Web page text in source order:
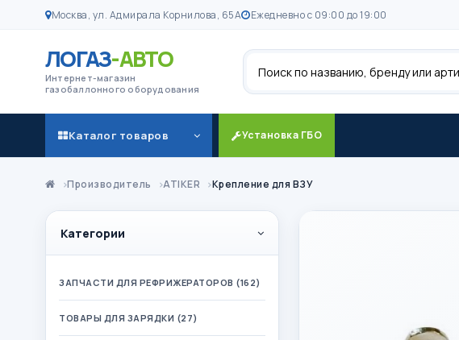
Москва, ул. Адмирала Корнилова, 65А Ежедневно с 09:00 до 19:00
ЛОГАЗ-АВТО
Интернет-магазин
газобаллонного оборудования
Каталог товаров Установка ГБО
Производитель ATIKER Крепление для ВЗУ
Категории
ЗАПЧАСТИ ДЛЯ РЕФРИЖЕРАТОРОВ (162)
ТОВАРЫ ДЛЯ ЗАРЯДКИ (27)